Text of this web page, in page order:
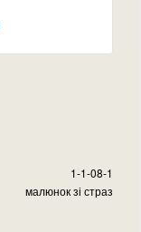
1-1-08-1
малюнок зі страз